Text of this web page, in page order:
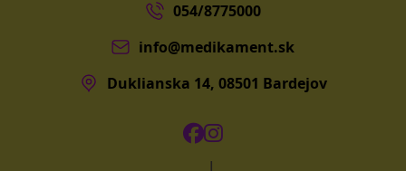
054/8775000
info@medikament.sk
Duklianska 14, 08501 Bardejov